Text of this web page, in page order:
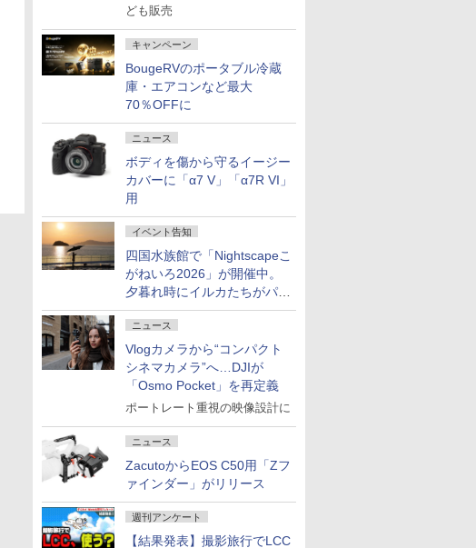
ども販売
キャンペーン
BougeRVのポータブル冷蔵
庫・エアコンなど最大
70％OFFに
ニュース
ボディを傷から守るイージー
カバーに「α7 V」「α7R VI」
用
イベント告知
四国水族館で「Nightscapeこ
がねいろ2026」が開催中。
夕暮れ時にイルカたちがパフ
ォーマンスを繰り広げる
ニュース
Vlogカメラから“コンパクト
シネマカメラ”へ…DJIが
「Osmo Pocket」を再定義
ポートレート重視の映像設計に
ニュース
ZacutoからEOS C50用「Zフ
ァインダー」がリリース
週刊アンケート
【結果発表】撮影旅行でLCC